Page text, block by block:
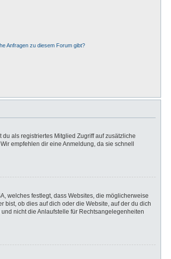
Anfragen zu diesem Forum gibt?
als registriertes Mitglied Zugriff auf zusätzliche
empfehlen dir eine Anmeldung, da sie schnell
welches festlegt, dass Websites, die möglicherweise
ob dies auf dich oder die Website, auf der du dich
nicht die Anlaufstelle für Rechtsangelegenheiten